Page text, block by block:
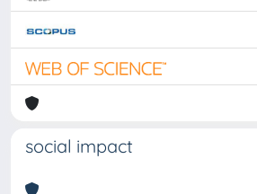
social impact